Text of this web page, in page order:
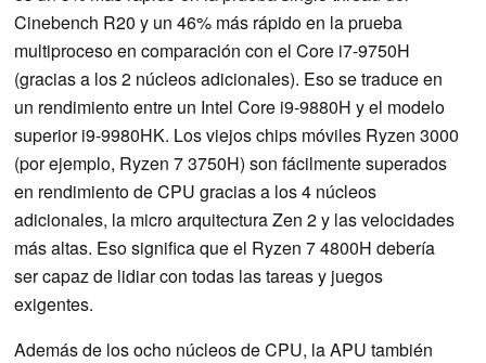
Cinebench R20 y un 46% más rápido en la prueba
multiproceso en comparación con el Core i7-9750H
(gracias a los 2 núcleos adicionales). Eso se traduce en
un rendimiento entre un Intel Core i9-9880H y el modelo
superior i9-9980HK. Los viejos chips móviles Ryzen 3000
(por ejemplo, Ryzen 7 3750H) son fácilmente superados
en rendimiento de CPU gracias a los 4 núcleos
adicionales, la micro arquitectura Zen 2 y las velocidades
más altas. Eso significa que el Ryzen 7 4800H debería
ser capaz de lidiar con todas las tareas y juegos
exigentes.
Además de los ocho núcleos de CPU, la APU también